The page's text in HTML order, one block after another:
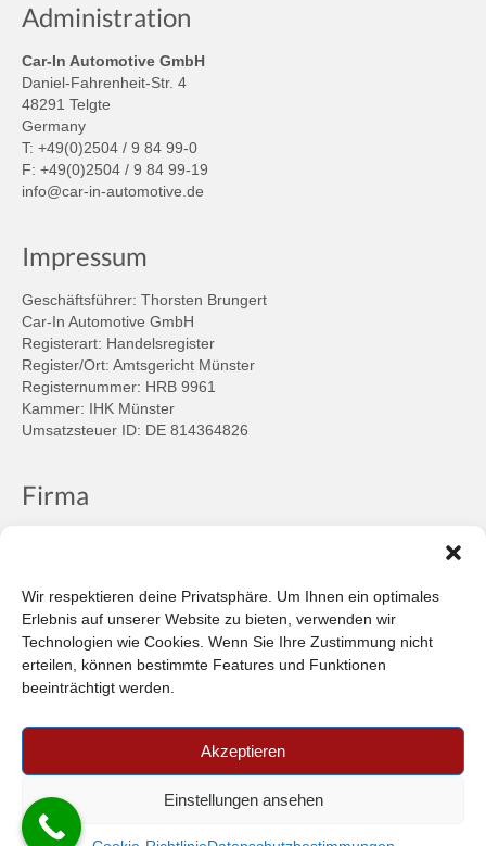
Wir respektieren deine Privatsphäre. Um Ihnen ein optimales
Erlebnis auf unserer Website zu bieten, verwenden wir
Technologien wie Cookies. Wenn Sie Ihre Zustimmung nicht
erteilen, können bestimmte Features und Funktionen
beeinträchtigt werden.
Akzeptieren
Einstellungen ansehen
Administration
Car-In Automotive GmbH
Daniel-Fahrenheit-Str. 4
48291 Telgte
Germany
T: +49(0)2504 / 9 84 99-0
F: +49(0)2504 / 9 84 99-19
info@car-in-automotive.de
Impressum
Geschäftsführer: Thorsten Brungert
Car-In Automotive GmbH
Registerart: Handelsregister
Register/Ort: Amtsgericht Münster
Registernummer: HRB 9961
Kammer: IHK Münster
Umsatzsteuer ID: DE 814364826
Firma
Über uns
Informationen
Plattform der EU-Kommission zur Online-Streitbeilegung
Unsere AGB (PDF)
© 2026 Car-in Automotive GmbH